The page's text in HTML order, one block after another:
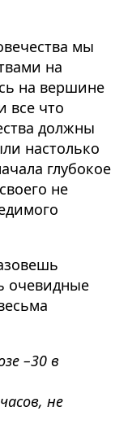
мы
на
на вершине
все что
должны
настолько
глубокое
не
очевидные
–30 в
не